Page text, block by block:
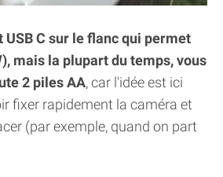
USB C sur le flanc qui permet
mais la plupart du temps, vous
2 piles AA, car l'idée est ici
fixer rapidement la caméra et
(par exemple, quand on part